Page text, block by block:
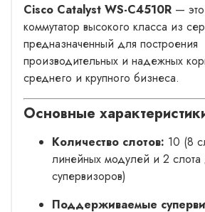
Cisco Catalyst WS-C4510R —
коммутатор высокого класса из
предназначенный для построения
производительных и надежных
среднего и крупного бизнеса.
Основные
Количество слотов: 10 (8
линейных модулей и 2 слота
супервизоров)
Поддерживаемые